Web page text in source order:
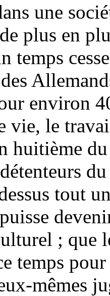
une
plus en
temps
environ
vie, le
huitième
tout
; que
temps
mêmes